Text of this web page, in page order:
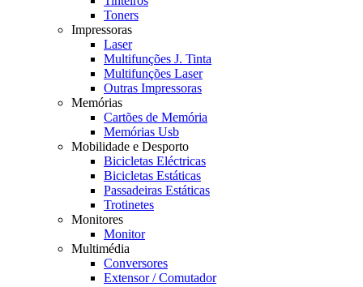
Toners
Impressoras
Laser
Multifunções J. Tinta
Multifunções Laser
Outras Impressoras
Memórias
Cartões de Memória
Memórias Usb
Mobilidade e Desporto
Bicicletas Eléctricas
Bicicletas Estáticas
Passadeiras Estáticas
Trotinetes
Monitores
Monitor
Multimédia
Conversores
Extensor / Comutador